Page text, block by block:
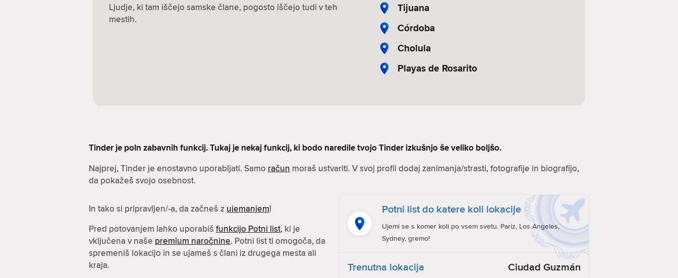
Ljudje, ki tam iščejo samske člane, pogosto iščejo tudi v teh
mestih.
Tijuana
Córdoba
Cholula
Playas de Rosarito
Tinder je poln zabavnih funkcij. Tukaj je nekaj funkcij, ki bodo naredile tvojo Tinder izkušnjo še veliko boljšo.
Najprej, Tinder je enostavno uporabljati. Samo račun moraš ustvariti. V svoj profil dodaj zanimanja/strasti, fotografije in biografijo,
da pokažeš svojo osebnost.
In tako si pripravljen/-a, da začneš z ujemanjem!
Pred potovanjem lahko uporabiš funkcijo Potni list, ki je
vključena v naše premium naročnine. Potni list ti omogoča, da
spremeniš lokacijo in se ujameš s člani iz drugega mesta ali
kraja.
Potni list do katere koli lokacije
Ujemi se s komer koli po vsem svetu. Pariz, Los Angeles,
Sydney, gremo!
Trenutna lokacija Ciudad Guzmán